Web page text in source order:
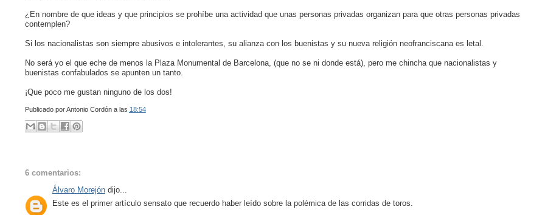
¿En nombre de que ideas y que principios se prohíbe una actividad que unas personas privadas organizan para que otras personas privadas
contemplen?
Si los nacionalistas son siempre abusivos e intolerantes, su alianza con los buenistas y su nueva religión neofranciscana es letal.
No será yo el que eche de menos la Plaza Monumental de Barcelona, (que no se ni donde está), pero me chincha que nacionalistas y
buenistas confabulados se apunten un tanto.
¡Que poco me gustan ninguno de los dos!
Publicado porAntonio Cordón a las 18:54
6 comentarios:
Álvaro Morejóndijo...
Este es el primer artículo sensato que recuerdo haber leído sobre la polémica de las corridas de toros.